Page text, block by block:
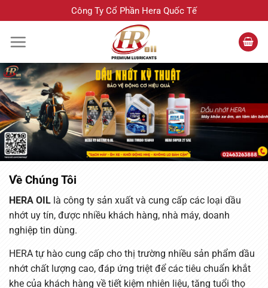
qua
nội
Công Ty Cổ Phần Hera Quốc Tế
Về Chúng Tôi
HERA OIL là công ty sản xuất và cung cấp các loại dầu
nhớt uy tín, được nhiều khách hàng, nhà máy, doanh
nghiệp tin dùng.
HERA tự hào cung cấp cho thị trường nhiều sản phẩm dầu
nhớt chất lượng cao, đáp ứng triệt để các tiêu chuẩn khắt
khe của khách hàng về tiết kiệm nhiên liệu, tăng tuổi thọ